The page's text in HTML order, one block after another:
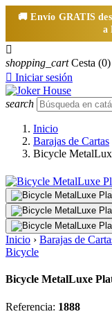
🚚 Envío GRATIS
a

shopping_cart Cesta (0)
 Iniciar sesión
search
Inicio
Barajas de Cartas
Bicycle
Inicio › Barajas de
Bicycle
Bicycle MetalLuxe
Referencia: 1888